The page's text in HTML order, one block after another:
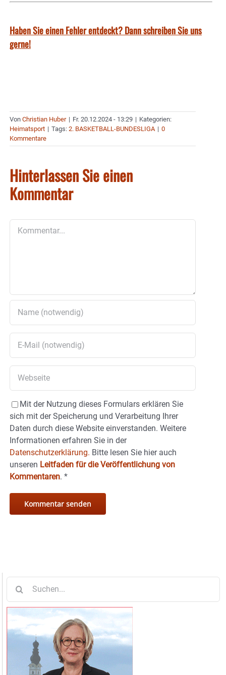
Haben Sie einen Fehler entdeckt? Dann schreiben Sie uns
gerne!
Von Christian Huber | Fr. 20.12.2024 - 13:29 | Kategorien:
Heimatsport | Tags: 2. BASKETBALL-BUNDESLIGA | 0
Kommentare
Hinterlassen Sie einen
Kommentar
Mit der Nutzung dieses Formulars erklären Sie
sich mit der Speicherung und Verarbeitung Ihrer
Daten durch diese Website einverstanden. Weitere
Informationen erfahren Sie in der
Datenschutzerklärung. Bitte lesen Sie hier auch
unseren Leitfaden für die Veröffentlichung von
Kommentaren. *
nach: